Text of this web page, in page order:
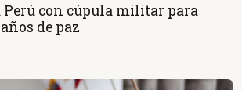
Perú con cúpula militar para
de paz